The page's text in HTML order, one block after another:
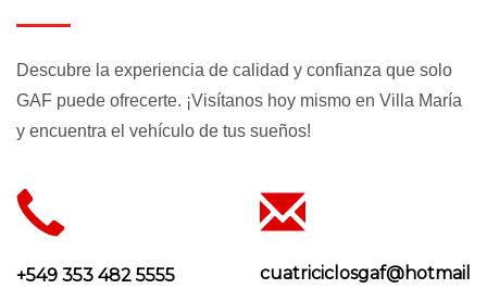
Descubre la experiencia de calidad y confianza que solo
GAF puede ofrecerte. ¡Visítanos hoy mismo en Villa María
y encuentra el vehículo de tus sueños!
+549 353 482 5555